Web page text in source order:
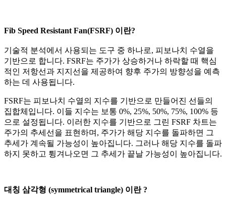
Fib Speed Resistant Fan(FSRF) 이란?
기술적 분석에서 사용되는 도구 중 하나로, 피보나치 수열을
기반으로 합니다. FSRF는 주가가 상승하거나 하락할 때 핵심
적인 저항선과 지지선을 제공하여 향후 주가의 방향성을 예측
하는 데 사용됩니다.
FSRF는 피보나치 수열의 지수를 기반으로 만들어진 선들의
집합체입니다. 이들 지수는 보통 0%, 25%, 50%, 75%, 100% 등
으로 설정됩니다. 이러한 지수를 기반으로 그린 FSRF 차트는
주가의 추세선을 표현하며, 주가가 해당 지수를 돌파하면 그
추세가 계속될 가능성이 높아집니다. 그러나 해당 지수를 돌파
하지 못하고 튕겨나오면 그 추세가 끝날 가능성이 높아집니다.
대칭 삼각형 (symmetrical triangle) 이란 ?